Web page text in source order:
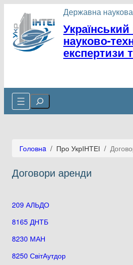
Державна
Український
науково-
експертизи
Cerca
Головнa / Про УкрІНТЕІ /
Договори аренди
209 АЛЬДО
8165 ДНТБ
8230 МАН
8250 СвітАутдор